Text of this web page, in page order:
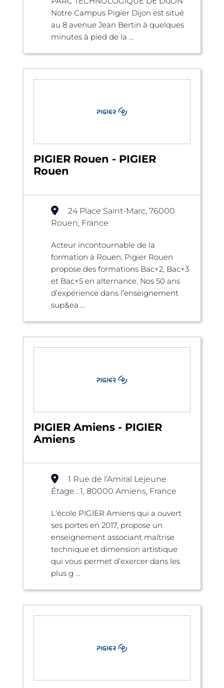
Notre Campus Pigier Dijon est situé
au 8 avenue Jean Bertin à quelques
minutes à pied de la ...
PIGIER Rouen - PIGIER
Rouen
24 Place Saint-Marc, 76000
Rouen, France
Acteur incontournable de la
formation à Rouen, Pigier Rouen
propose des formations Bac+2, Bac+3
et Bac+5 en alternance. Nos 50 ans
d’expérience dans l’enseignement
sup&ea ...
PIGIER Amiens - PIGIER
Amiens
1 Rue de l'Amiral Lejeune
Étage : 1, 80000 Amiens, France
L'école PIGIER Amiens qui a ouvert
ses portes en 2017, propose un
enseignement associant maîtrise
technique et dimension artistique
qui vous permet d’exercer dans les
plus g ...